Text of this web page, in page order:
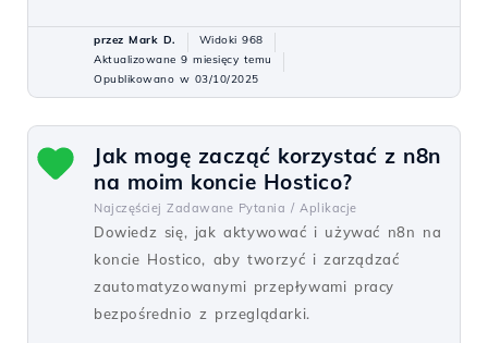
przez Mark D.
Widoki 968
Aktualizowane 9 miesięcy temu
Opublikowano w 03/10/2025
Jak mogę zacząć korzystać z n8n
na moim koncie Hostico?
Najczęściej Zadawane Pytania / Aplikacje
Dowiedz się, jak aktywować i używać n8n na
koncie Hostico, aby tworzyć i zarządzać
zautomatyzowanymi przepływami pracy
bezpośrednio z przeglądarki.